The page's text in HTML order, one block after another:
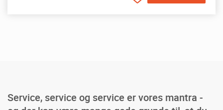
Service, service og service er vores mantra -